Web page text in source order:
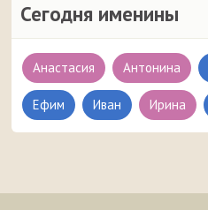
Сегодня именины
Анастасия Антонина
Ефим Иван Ирина